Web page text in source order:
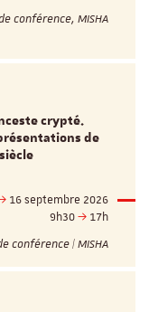
conférence, MISHA
crypté.
de
16 septembre 2026
9h30
17h
conférence | MISHA